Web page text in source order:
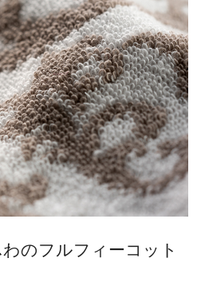
のフルフィーコット